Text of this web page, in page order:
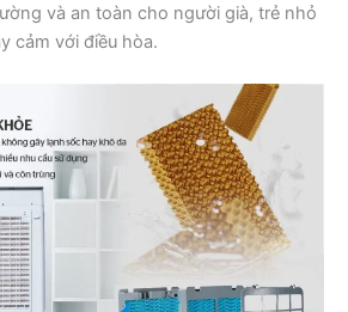
và an toàn cho người già, trẻ nhỏ
cảm với điều hòa.